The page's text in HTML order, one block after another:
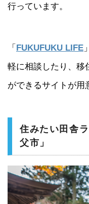
行っています。
「 FUKUFUKU LIFE
軽に相談したり、移
ができるサイトが用
住みたい田舎
父市」